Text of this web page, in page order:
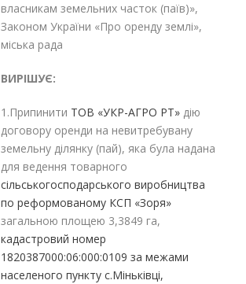
власникам земельних часток (паїв)»,
Законом України «Про оренду землі»,
міська рада
ВИРІШУЄ:
1.Припинити ТОВ «УКР-АГРО РТ» дію
договору оренди на невитребувану
земельну ділянку (пай), яка була надана
для ведення товарного
сільськогосподарського виробництва
по реформованому КСП «Зоря»
загальною площею 3,3849 га,
кадастровий номер
1820387000:06:000:0109 за межами
населеного пункту с.Міньківці,